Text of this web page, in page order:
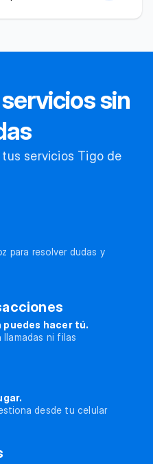
sin
servicios Tigo de
para resolver dudas y
puedes hacer tú.
llamadas ni filas
desde tu celular